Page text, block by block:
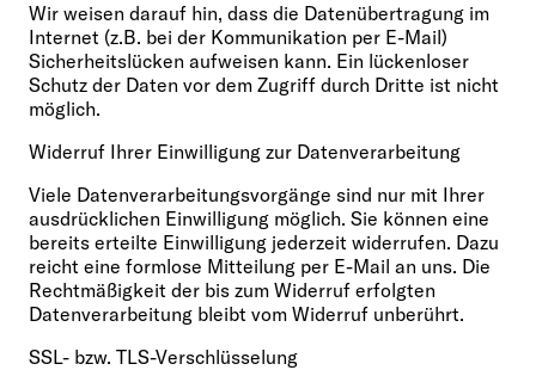
Wir weisen darauf hin, dass die Datenübertragung im
Internet (z.B. bei der Kommunikation per E-Mail)
Sicherheitslücken aufweisen kann. Ein lückenloser
Schutz der Daten vor dem Zugriff durch Dritte ist nicht
möglich.
Widerruf Ihrer Einwilligung zur Datenverarbeitung
Viele Datenverarbeitungsvorgänge sind nur mit Ihrer
ausdrücklichen Einwilligung möglich. Sie können eine
bereits erteilte Einwilligung jederzeit widerrufen. Dazu
reicht eine formlose Mitteilung per E-Mail an uns. Die
Rechtmäßigkeit der bis zum Widerruf erfolgten
Datenverarbeitung bleibt vom Widerruf unberührt.
SSL- bzw. TLS-Verschlüsselung